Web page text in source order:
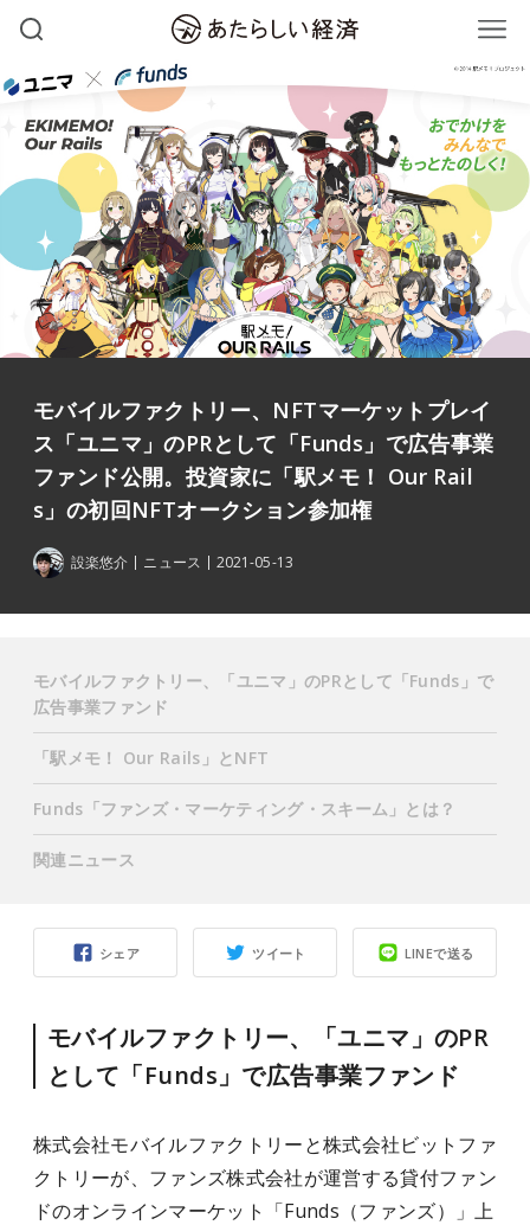
モバイルファクトリー、NFTマーケットプレイ
ス「ユニマ」のPRとして「Funds」で広告事業
ファンド公開。投資家に「駅メモ！ Our Rail
s」の初回NFTオークション参加権
設楽悠介 ニュース 2021-05-13
シェア ツイート LINEで送る
モバイルファクトリー、「ユニマ」のPR
として「Funds」で広告事業ファンド
株式会社モバイルファクトリーと株式会社ビットファ
クトリーが、ファンズ株式会社が運営する貸付ファン
ドのオンラインマーケット「Funds（ファンズ）」上
モバイルファクトリー、「ユニマ」のPRとして「Funds」で
広告事業ファンド
「駅メモ！ Our Rails」とNFT
Funds「ファンズ・マーケティング・スキーム」とは？
関連ニュース